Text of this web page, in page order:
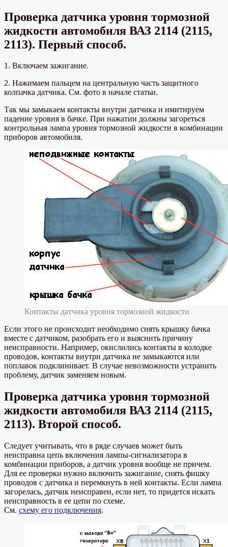
Проверка датчика уровня тормозной
жидкости автомобиля ВАЗ 2114 (2115,
2113). Первый способ.
1. Включаем зажигание.
2. Нажимаем пальцем на центральную часть защитного
колпачка датчика. См. фото в начале статьи.
Так мы замыкаем контакты внутри датчика и имитируем
падение уровня в бачке. При нажатии должны загореться
контрольная лампа уровня тормозной жидкости в комбинации
приборов автомобиля.
Контакты датчика уровня тормозной жидкости
Если этого не происходит необходимо снять крышку бачка
вместе с датчиком, разобрать его и выяснить причину
неисправности. Например, окислились контакты в колодке
проводов, контакты внутри датчика не замыкаются или
поплавок подклинивает. В случае невозможности устранить
проблему, датчик заменяем новым.
Проверка датчика уровня тормозной
жидкости автомобиля ВАЗ 2114 (2115,
2113). Второй способ.
Следует учитывать, что в ряде случаев может быть
неисправна цепь включения лампы-сигнализатора в
комбинации приборов, а датчик уровня вообще не причем.
Для ее проверки нужно включить зажигание, снять фишку
проводов с датчика и перемкнуть в ней контакты. Если лампа
загорелась, датчик неисправен, если нет, то придется искать
неисправность в ее цепи по схеме.
См. схему его подключения.